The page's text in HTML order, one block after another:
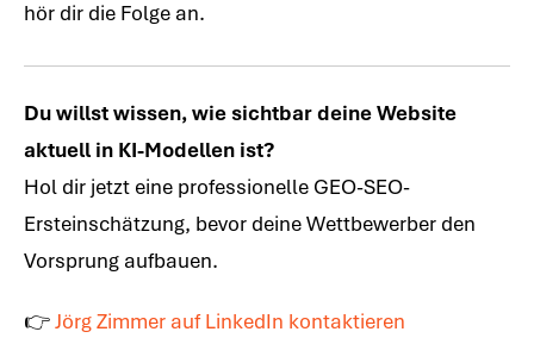
hör dir die Folge an.
Du willst wissen, wie sichtbar deine Website
aktuell in KI-Modellen ist?
Hol dir jetzt eine professionelle GEO-SEO-
Ersteinschätzung, bevor deine Wettbewerber den
Vorsprung aufbauen.
👉Jörg Zimmer auf LinkedIn kontaktieren